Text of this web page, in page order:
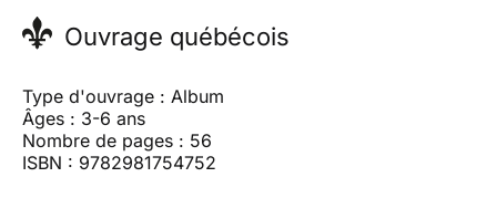
Ouvrage québécois
Type d'ouvrage : Album
Âges : 3-6 ans
Nombre de pages : 56
ISBN : 9782981754752